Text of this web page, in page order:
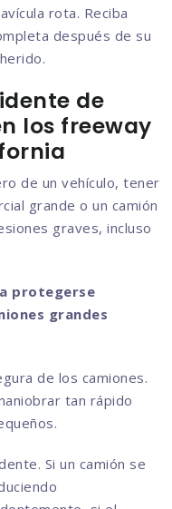
rota. Reciba
después de su
de
los freeway
de un vehículo, tener
grande o un camión
graves, incluso
protegerse
grandes
de los camiones.
tan rápido
Si un camión se